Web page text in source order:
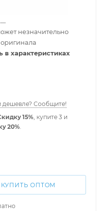
незначительно
оригинала
в характеристиках
Сообщите!
15%, купите 3 и
20%.
ОПТОМ